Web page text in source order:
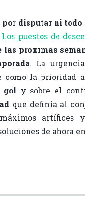
disputar ni todo
Los puestos de
las próximas
. La
como la prioridad
gol y sobre el
que definía al
artífices
de ahora